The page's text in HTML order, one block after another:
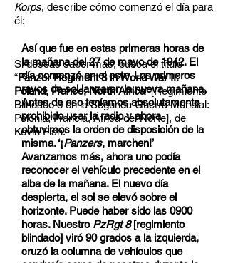
Korps, describe cómo comenzó el día para
él:
Así que fue en estas primeras horas de
la mañana del 27 de mayo de 1942. El
día comenzó en el este. Los primeros
rayos de sol lanzaron la nueva mañana.
Antes de eso teníamos absolutamente
prohibido usar la radio y ahora
obtuvimos la orden de disposición de la
misma. ‘¡Panzers, marchen!’
Avanzamos más, ahora uno podía
reconocer el vehículo precedente en el
alba de la mañana. El nuevo día
despierta, el sol se elevó sobre el
horizonte. Puede haber sido las 0900
horas. Nuestro PzRgt 8[regimiento
blindado] viró 90 grados a la izquierda,
cruzó la columna de vehículos que
Si deseas saber más, busca el título
“Panzer Regiment 8 in World War II:
Poland, France, North Africa” [Regimiento
Blindado 8 en la Segunda Guerra Mundial:
Polonia, Francia, África del Norte], de
Kevin Fish.